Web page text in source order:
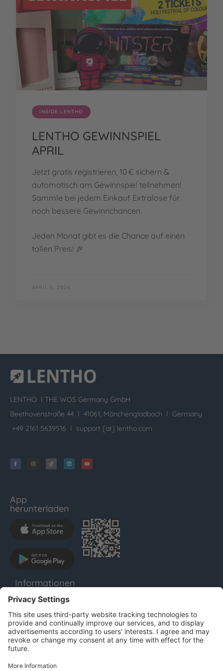
INSIDE LENTHO
LENTHO GEWINNSPIEL
APRIL
Jetzt gratis registrieren, 10 € sichern &
automatisch am Gewinnspiel teilnehmen!
Sammle bei jedem Einkauf Extralose für
noch bessere Gewinnchancen.
Jeden Monat gibt es die Chance auf einen
tollen Preis! 🎉
APRIL 1, 2026
LENTHO I THE WOS Germany GmbH
Beethovenstraße 44 I 41061, Mönchengladbach I Germany
+49 2161 5639516 I support [at] lentho.com
App
herunterladen
Informationen
LENTHO
Impressum
Datenschutz
AGB
Für Unternehmen